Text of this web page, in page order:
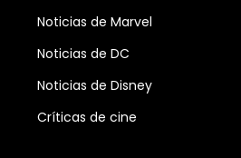
Noticias de Marvel
Noticias de DC
Noticias de Disney
Críticas de cine